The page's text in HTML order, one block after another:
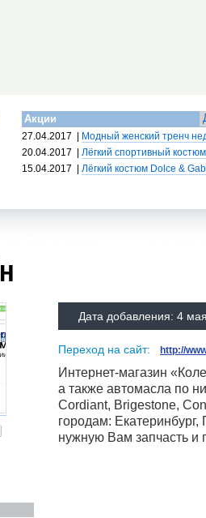
Акции
27.04.2017
Модный женский тренч
20.04.2017
Лёгкий спортивный
15.04.2017
Лёгкий костюм Dolce &
Дата добавления: 4
Переход на сайт: http://
Интернет-магазин
а также автомасла по
Cordiant, Brigestone,
городам:
нужную Вам запчасть и